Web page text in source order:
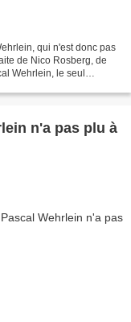
qui n'est donc pas
de Nico Rosberg, de
Wehrlein, le seul
n'a pas plu à